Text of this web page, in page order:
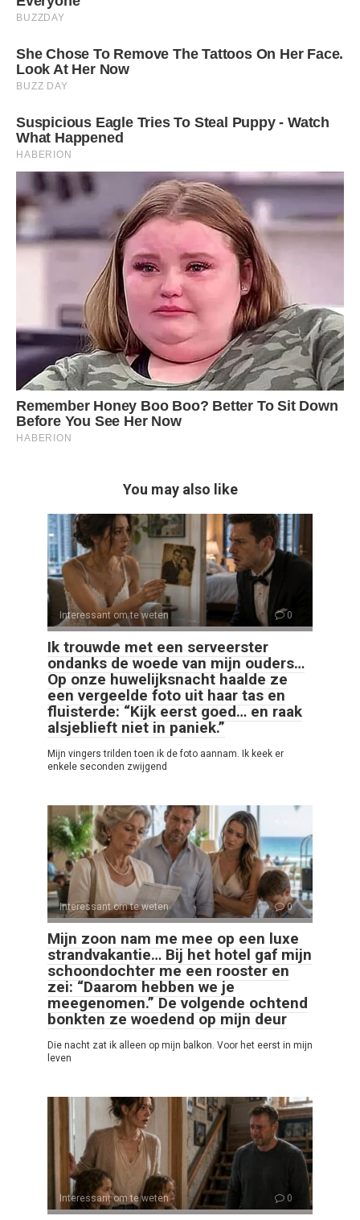
You may also like
Interessant om te weten 0
Ik trouwde met een serveerster
ondanks de woede van mijn ouders…
Op onze huwelijksnacht haalde ze
een vergeelde foto uit haar tas en
fluisterde: “Kijk eerst goed… en raak
alsjeblieft niet in paniek.”
Mijn vingers trilden toen ik de foto aannam. Ik keek er
enkele seconden zwijgend
Interessant om te weten 0
Mijn zoon nam me mee op een luxe
strandvakantie… Bij het hotel gaf mijn
schoondochter me een rooster en
zei: “Daarom hebben we je
meegenomen.” De volgende ochtend
bonkten ze woedend op mijn deur
Die nacht zat ik alleen op mijn balkon. Voor het eerst in mijn
leven
Interessant om te weten 0